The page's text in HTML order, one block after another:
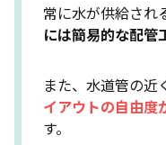
浄水型ウォーター
（FAQ）
常に水が供給され
には簡易的な配管
また、水道管の近
イアウトの自由度
す。